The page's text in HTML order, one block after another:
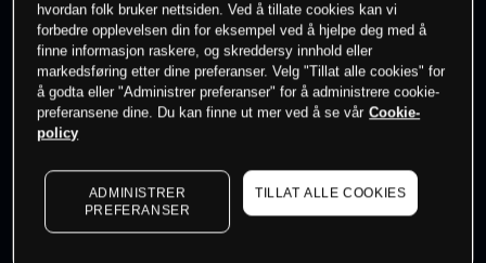
0% av kunder erpå dette instrumentet
Søk om konto
Kursene er veiledende.Log in
hvordan folk bruker nettsiden. Ved å tillate cookies kan vi
forbedre opplevelsen din for eksempel ved å hjelpe deg med å
finne informasjon raskere, og skreddersy innhold eller
markedsføring etter dine preferanser. Velg "Tillat alle cookies" for
å godta eller "Administrer preferanser" for å administrere cookie-
preferansene dine. Du kan finne ut mer ved å se vår Cookie-
policy
ADMINISTRER
PREFERANSER
TILLAT ALLE COOKIES